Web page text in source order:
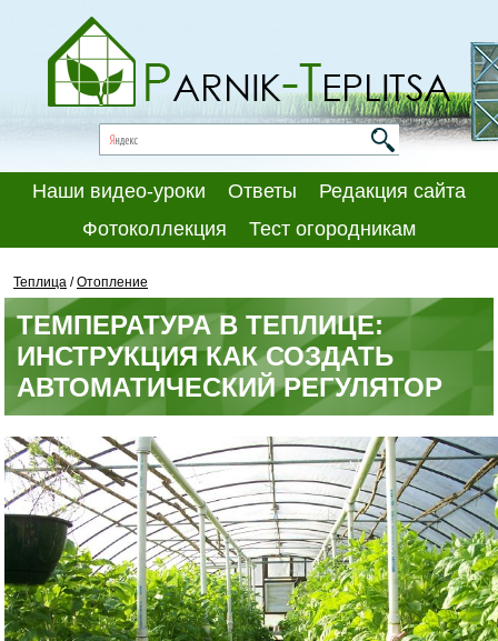
Наши видео-уроки Ответы
Редакция сайта
Фотоколлекция
Тест огородникам
Теплица /Отопление
ТЕМПЕРАТУРА В ТЕПЛИЦЕ:
ИНСТРУКЦИЯ КАК СОЗДАТЬ
АВТОМАТИЧЕСКИЙ РЕГУЛЯТОР